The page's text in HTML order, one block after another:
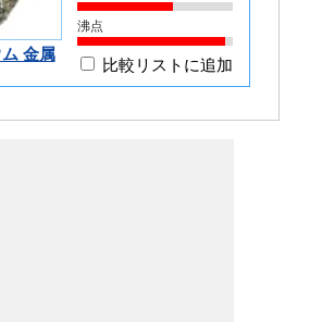
金属
沸点
比較リストに追加